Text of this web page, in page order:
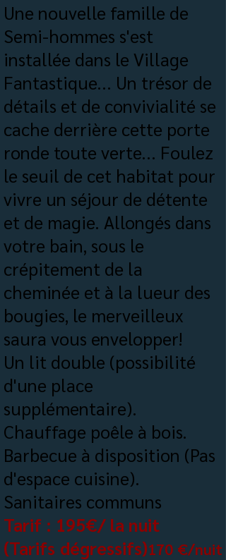
Une nouvelle famille de
Semi-hommes s'est
installée dans le Village
Fantastique... Un trésor de
détails et de convivialité se
cache derrière cette porte
ronde toute verte... Foulez
le seuil de cet habitat pour
vivre un séjour de détente
et de magie. Allongés dans
votre bain, sous le
crépitement de la
cheminée et à la lueur des
bougies, le merveilleux
saura vous envelopper!
Un lit double (possibilité
d'une place
supplémentaire).
Chauffage poêle à bois.
Barbecue à disposition (Pas
d'espace cuisine).
Sanitaires communs
Tarif : 195€/ la nuit
(Tarifs dégressifs)170 €/nuit